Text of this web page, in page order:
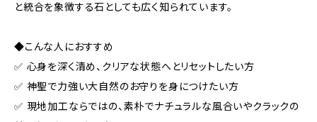
と統合を象徴する石としても広く知られています。
◆こんな人におすすめ
✅ 心身を深く清め、クリアな状態へとリセットしたい方
✅ 神聖で力強い大自然のお守りを身につけたい方
✅ 現地加工ならではの、素朴でナチュラルな風合いやクラックの